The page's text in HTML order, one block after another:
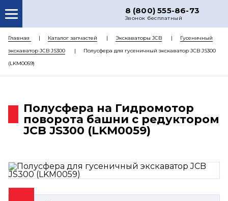
8 (800) 555-86-73
Звонок бесплатный
О НАС
КАТАЛОГ ЗАПЧАСТЕЙ
РЕМОНТ
ЦЕНЫ
КОНТАКТЫ
Главная Каталог запчастей Экскаваторы JCB
Гусеничный
экскаватор JCB JS300
Полусфера для гусеничный экскаватор JCB JS300
(LKM0059)
Полусфера на Гидромотор
поворота башни с редуктором
JCB JS300 (LKM0059)